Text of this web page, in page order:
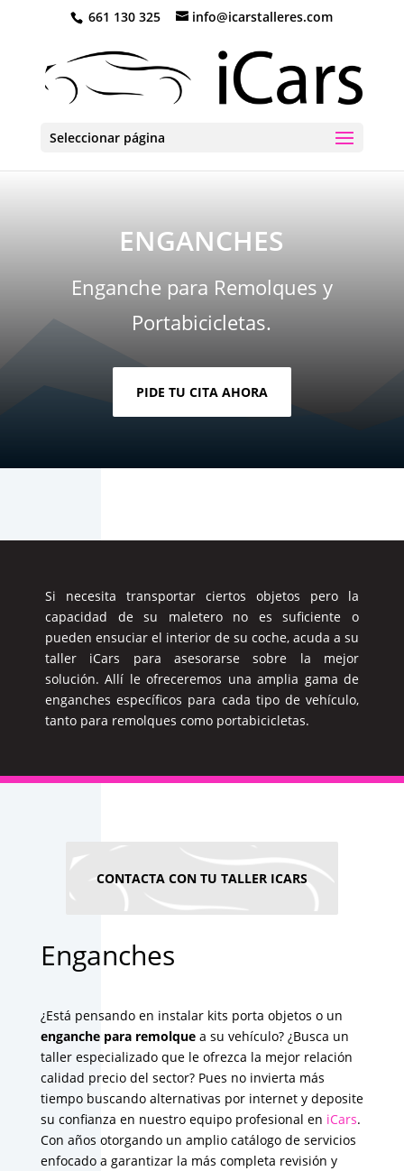
661 130 325 info@icarstalleres.com
Seleccionar página
ENGANCHES
Enganche para Remolques y
Portabicicletas.
PIDE TU CITA AHORA
Si necesita transportar ciertos objetos pero la
capacidad de su maletero no es suficiente o
pueden ensuciar el interior de su coche, acuda a su
taller iCars para asesorarse sobre la mejor
solución. Allí le ofreceremos una amplia gama de
enganches específicos para cada tipo de vehículo,
tanto para remolques como portabicicletas.
CONTACTA CON TU TALLER ICARS
Enganches
¿Está pensando en instalar kits porta objetos o un
enganche para remolquea su vehículo? ¿Busca un
taller especializado que le ofrezca la mejor relación
calidad precio del sector? Pues no invierta más
tiempo buscando alternativas por internet y deposite
su confianza en nuestro equipo profesional en iCars.
Con años otorgando un amplio catálogo de servicios
enfocado a garantizar la más completa revisión y